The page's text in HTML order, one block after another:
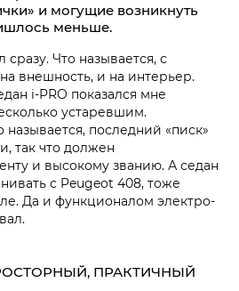
и могущие возникнуть
меньше.
Что называется, с
внешность, и на интерьер.
i‑PRO показался мне
устаревшим.
последний «писк»
так что должен
и высокому званию. А седан
с Peugeot 408, тоже
Да и функционалом электро-
ПРАКТИЧНЫЙ